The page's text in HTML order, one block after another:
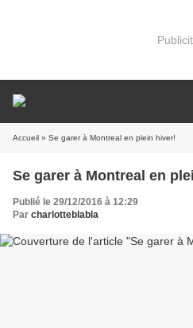
Accueil » Se garer à Montreal en plein hiver!
Se garer à Montreal en
Publié le 29/12/2016 à 12:29
Par charlotteblabla